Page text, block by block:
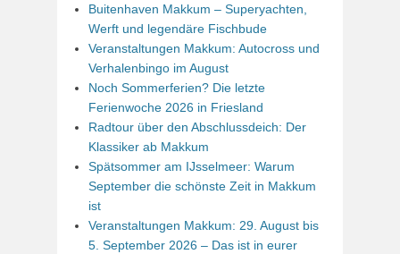
Buitenhaven Makkum – Superyachten,
Werft und legendäre Fischbude
Veranstaltungen Makkum: Autocross und
Verhalenbingo im August
Noch Sommerferien? Die letzte
Ferienwoche 2026 in Friesland
Radtour über den Abschlussdeich: Der
Klassiker ab Makkum
Spätsommer am IJsselmeer: Warum
September die schönste Zeit in Makkum
ist
Veranstaltungen Makkum: 29. August bis
5. September 2026 – Das ist in eurer